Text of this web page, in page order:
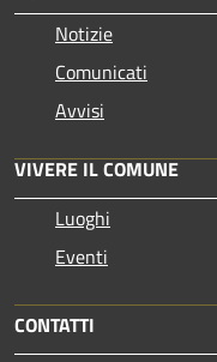
Notizie
Comunicati
Avvisi
VIVERE IL COMUNE
Luoghi
Eventi
CONTATTI